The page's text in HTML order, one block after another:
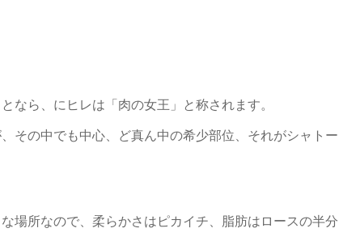
なら、にヒレは「肉の女王」と称されます。
その中でも中心、ど真ん中の希少部位、それがシャトー
場所なので、柔らかさはピカイチ、脂肪はロースの半分